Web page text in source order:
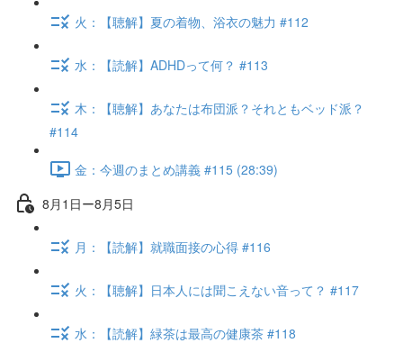
火：【聴解】夏の着物、浴衣の魅力 #112
水：【読解】ADHDって何？ #113
木：【聴解】あなたは布団派？それともベッド派？
#114
金：今週のまとめ講義 #115 (28:39)
8月1日ー8月5日
月：【読解】就職面接の心得 #116
火：【聴解】日本人には聞こえない音って？ #117
水：【読解】緑茶は最高の健康茶 #118